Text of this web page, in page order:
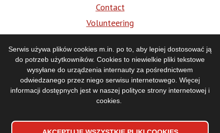
Serwis używa plików cookies m.in. po to, aby lepiej dostosować ją
do potrzeb użytkowników. Cookies to niewielkie pliki tekstowe
wysyłane do urządzenia internauty za pośrednictwem
odwiedzanego przez niego serwisu internetowego. Więcej
informacji dostępnych jest w naszej polityce strony internetowej i
cookies
Contact
Volunteering
Media